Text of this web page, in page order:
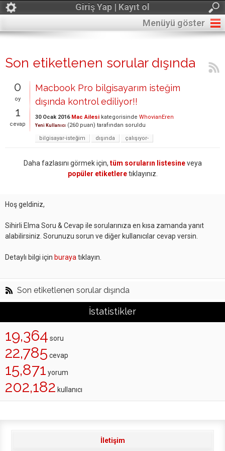
Giriş Yap | Kayıt ol
Menüyü göster
Son etiketlenen sorular dışında
0
oy
1
cevap
Macbook Pro bilgisayarım isteğim
dışında kontrol ediliyor!!
30 Ocak 2016 Mac Ailesi kategorisinde WhovianEren
Yeni Kullanıcı (260 puan) tarafından soruldu
bilgisayar-isteğim
dışında çalışıyor-
Daha fazlasını görmek için, tüm soruların listesineveya
popüler etiketleretıklayınız.
Hoş geldiniz,
Sihirli Elma Soru & Cevap ile sorularınıza en kısa zamanda yanıt
alabilirsiniz. Sorunuzu sorun ve diğer kullanıcılar cevap versin.
Detaylı bilgi için buraya tıklayın.
Son etiketlenen sorular dışında
İstatistikler
19,364 soru
22,785 cevap
15,871 yorum
202,182 kullanıcı
İletişim